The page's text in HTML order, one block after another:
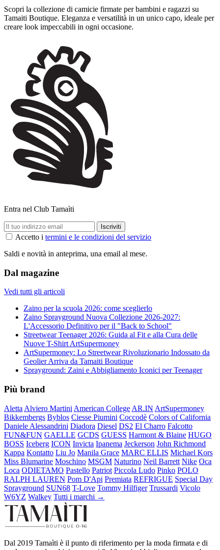
Scopri la collezione di camicie firmate per bambini e ragazzi su
Tamaiti Boutique. Eleganza e versatilità in un unico capo, ideale per
creare look impeccabili in ogni occasione.
Entra nel Club Tamaìti
Accetto i termini e le condizioni del servizio
Saldi e novità in anteprima, una email al mese.
Dal magazine
Vedi tutti gli articoli
Zaino per la scuola 2026: come sceglierlo
Zaino Sprayground Nuova Collezione 2026-2027:
L'Accessorio Definitivo per il "Back to School"
Streetwear Teenager 2026: Guida al Fit e alla Cura delle
Nuove T-Shirt ArtSupermoney
ArtSupermoney: Lo Streetwear Rivoluzionario Indossato da
Geolier Arriva da Tamaiti Boutique
Sprayground: Zaini e Abbigliamento Iconici per Teenager
Più brand
Aletta Alviero Martini American College AR.IN ArtSupermoney
Bikkembergs Byblos Ciesse Piumini Coccodè Colors of California
Daniele Alessandrini Diadora Diesel DS2 El Charro Falcotto
FUN&FUN GAELLE GCDS GUESS Harmont & Blaine HUGO
BOSS Iceberg ICON Invicta Ipanema Jeckerson John Richmond
Kappa Kontatto Liu Jo Manila Grace MARC ELLIS Michael Kors
Miss Blumarine Moschino MSGM Naturino Neil Barrett Nike Oca
Loca ODIETAMO Pastello Patriot Piccola Ludo Pinko POLO
RALPH LAUREN Pom D'Api Premiata REFRIGUE Special Day
Sprayground SUN68 T-Love Tommy Hilfiger Trussardi Vicolo
W6YZ Walkey Tutti i marchi →
Dal 2019 Tamaìti è il punto di riferimento per la moda firmata e di